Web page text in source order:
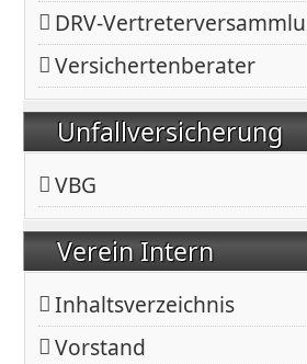
DRV-
Versichertenberater
Unfallversicherung
VBG
Verein Intern
Inhaltsverzeichnis
Vorstand